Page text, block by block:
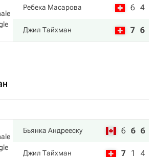
Ребека Масарова 6 4
Джил Тайхман 7 6
Бьянка Андрееску 6 6 6
Джил Тайхман 7 1 4